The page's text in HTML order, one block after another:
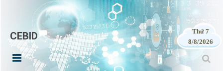
CEBID
Thứ 7
8/8/2026